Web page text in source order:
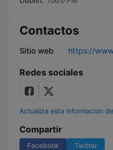
Contactos
Sitio web https://
Redes sociales
Actualiza esta información
Compartir
Facebook Twitter